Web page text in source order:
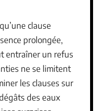
clause
prolongée,
entraîner un refus
ne se limitent
les clauses sur
des eaux